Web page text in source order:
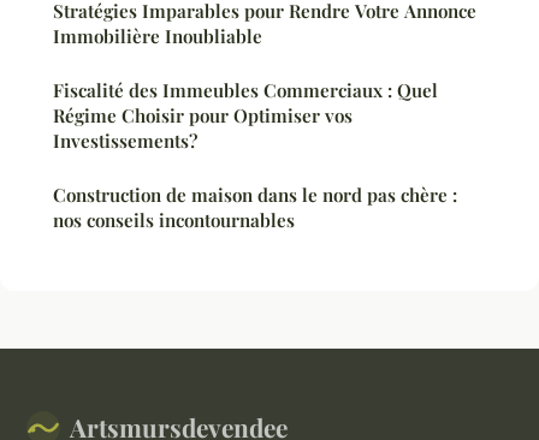
Stratégies Imparables pour Rendre Votre Annonce
Immobilière Inoubliable
Fiscalité des Immeubles Commerciaux : Quel
Régime Choisir pour Optimiser vos
Investissements?
Construction de maison dans le nord pas chère :
nos conseils incontournables
Artsmursdevendee